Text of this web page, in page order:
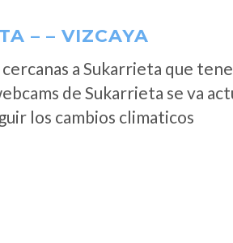
– – VIZCAYA
a Sukarrieta que
de Sukarrieta se va
los cambios climaticos